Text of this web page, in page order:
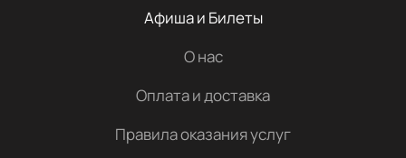
Афиша и Билеты
О нас
Оплата и доставка
Правила оказания услуг